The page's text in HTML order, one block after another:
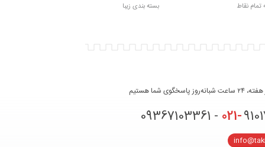
تمام نقاط بسته بندی زیبا
شما هستیم
021-